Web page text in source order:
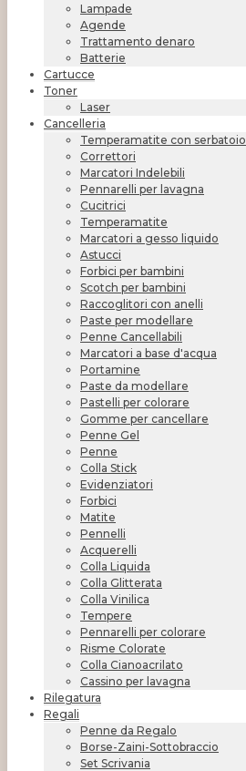
Lampade
Agende
Trattamento denaro
Batterie
Cartucce
Toner
Laser
Cancelleria
Temperamatite con serbatoio
Correttori
Marcatori Indelebili
Pennarelli per lavagna
Cucitrici
Temperamatite
Marcatori a gesso liquido
Astucci
Forbici per bambini
Scotch per bambini
Raccoglitori con anelli
Paste per modellare
Penne Cancellabili
Marcatori a base d'acqua
Portamine
Paste da modellare
Pastelli per colorare
Gomme per cancellare
Penne Gel
Penne
Colla Stick
Evidenziatori
Forbici
Matite
Pennelli
Acquerelli
Colla Liquida
Colla Glitterata
Colla Vinilica
Tempere
Pennarelli per colorare
Risme Colorate
Colla Cianoacrilato
Cassino per lavagna
Rilegatura
Regali
Penne da Regalo
Borse-Zaini-Sottobraccio
Set Scrivania